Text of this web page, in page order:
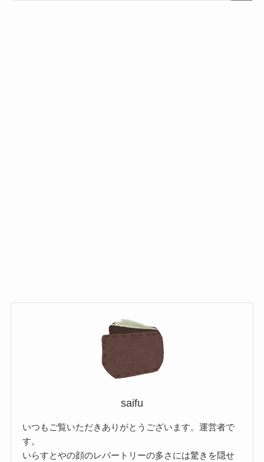
saifu
いつもご覧いただきありがとうございます。運営者で
す。
いらすとやの顔のレパートリーの多さには驚きを隠せ